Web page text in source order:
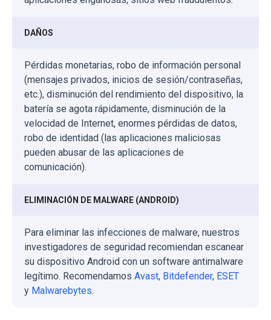
DAÑOS
Pérdidas monetarias, robo de información personal
(mensajes privados, inicios de sesión/contraseñas,
etc.), disminución del rendimiento del dispositivo, la
batería se agota rápidamente, disminución de la
velocidad de Internet, enormes pérdidas de datos,
robo de identidad (las aplicaciones maliciosas
pueden abusar de las aplicaciones de
comunicación).
ELIMINACIÓN DE MALWARE (ANDROID)
Para eliminar las infecciones de malware, nuestros
investigadores de seguridad recomiendan escanear
su dispositivo Android con un software antimalware
legítimo. Recomendamos Avast, Bitdefender, ESET
y Malwarebytes.